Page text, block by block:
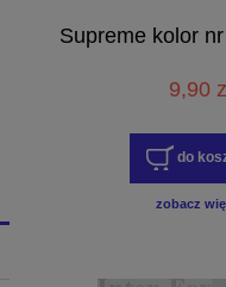
Supreme kolor
9,90
do
zobacz